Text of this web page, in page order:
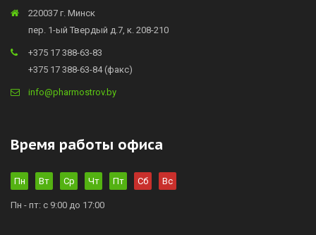
220037 г. Минск
пер. 1-ый Твердый д.7, к. 208-210
+375 17 388-63-83
+375 17 388-63-84 (факс)
info@pharmostrov.by
Время работы офиса
Пн Вт Ср Чт Пт Сб Вс
Пн - пт: с 9:00 до 17:00